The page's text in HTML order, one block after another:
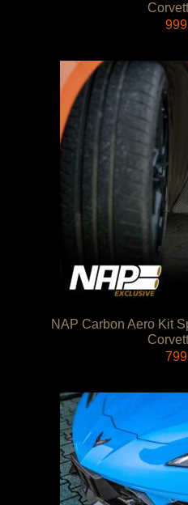
999
NAP Carbon Aero Kit
799